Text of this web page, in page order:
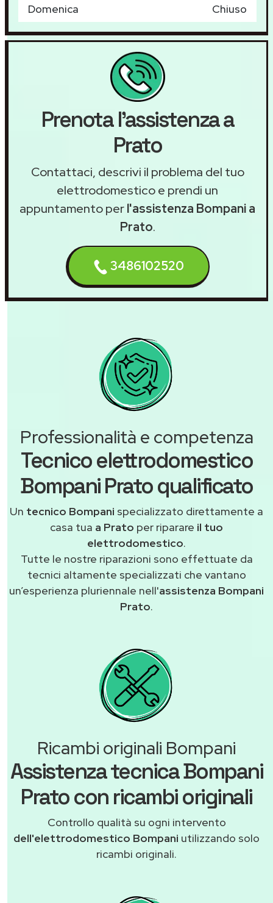
Domenica Chiuso
Prenota l'assistenza a
Prato
Contattaci, descrivi il problema del tuo
elettrodomestico e prendi un
appuntamento perl'assistenza Bompani a
Prato.
3486102520
Professionalità e competenza
Tecnico elettrodomestico
Bompani Prato qualificato
Un tecnico Bompani specializzato direttamente a
casa tua a Prato per riparare il tuo
elettrodomestico.
Tutte le nostre riparazioni sono effettuate da
tecnici altamente specializzati che vantano
un’esperienza pluriennale nell'assistenza Bompani
Prato.
Ricambi originali Bompani
Assistenza tecnica Bompani
Prato con ricambi originali
Controllo qualità su ogni intervento
dell'elettrodomestico Bompani utilizzando solo
ricambi originali.